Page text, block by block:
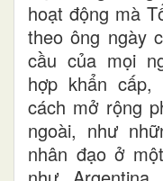
hoạt động mà
theo ông ngày
cầu của mọi
hợp khẩn
cách mở rộng
ngoài, như
nhân đạo ở